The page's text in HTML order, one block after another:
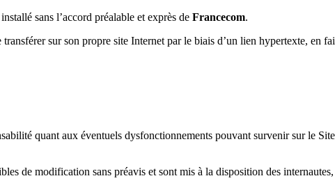
sans l’accord préalable et exprès de Francecom.
sur son propre site Internet par le biais d’un lien hypertexte, en
quant aux éventuels dysfonctionnements pouvant survenir sur le Site
de modification sans préavis et sont mis à la disposition des